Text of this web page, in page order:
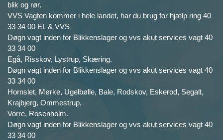
blik og rør.
VVS Vagten kommer i hele landet, har du brug for hjælp ring 40
33 34 00 EL & VVS
Døgn vagt inden for Blikkenslager og vvs akut services vagt 40
33 34 00
Egå, Risskov, Lystrup, Skæring.
Døgn vagt inden for Blikkenslager og vvs akut services vagt 40
33 34 00
Hornslet, Mørke, Ugelbølle, Bale, Rodskov, Eskerod, Segalt,
Krajbjerg, Ommestrup,
Vorre, Rosenholm.
Døgn vagt inden for Blikkenslager og vvs akut services vagt 40
33 34 00